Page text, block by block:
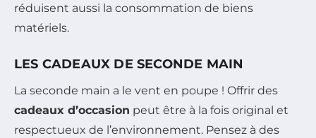
réduisent aussi la consommation de biens
matériels.
LES CADEAUX DE SECONDE MAIN
La seconde main a le vent en poupe ! Offrir des
cadeaux d’occasion peut être à la fois original et
respectueux de l’environnement. Pensez à des